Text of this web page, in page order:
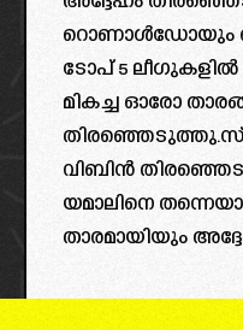
റൊണാൾഡോയും
ടോപ് 5 ലീഗുകളിൽ
മികച്ച ഓരോ
വിബിൻ
യമാലിനെ
താരമായിയും